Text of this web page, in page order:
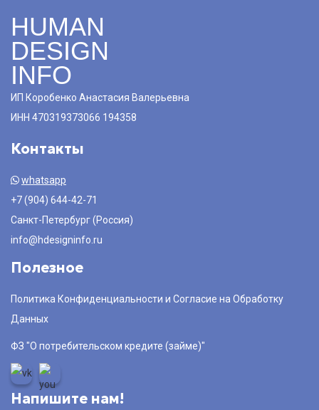
HUMAN
DESIGN
INFO
ИП Коробенко Анастасия Валерьевна
ИНН 470319373066 194358
Контакты
whatsapp
+7 (904) 644-42-71
Санкт-Петербург (Россия)
info@hdesigninfo.ru
Полезное
Политика Конфиденциальности и Согласие на Обработку
Данных
ФЗ "О потребительском кредите (займе)"
Напишите нам!